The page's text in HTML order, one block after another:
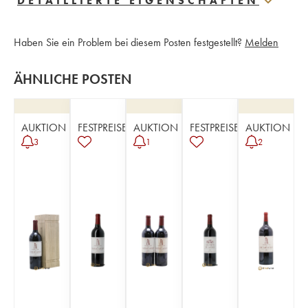
Haben Sie ein Problem bei diesem Posten festgestellt? Melden
ÄHNLICHE POSTEN
AUKTION
3
FESTPREISE AUKTION
1
FESTPREISE AUKTION
2